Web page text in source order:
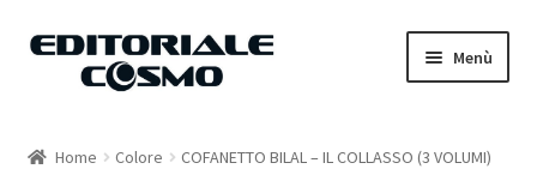
Vai
Vai
Menù
Home Colore COFANETTO BILAL – IL COLLASSO (3 VOLUMI)